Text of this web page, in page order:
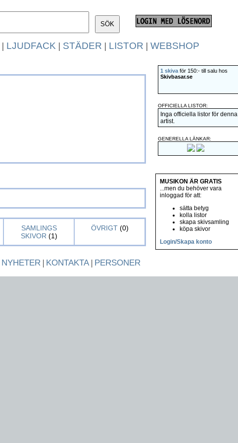
| LJUDFACK | STÄDER | LISTOR | WEBSHOP
SAMLINGS
SKIVOR (1)
ÖVRIGT(0)
1 skiva för 150:- till salu hos
Skivbasar.se
OFFICIELLA LISTOR:
Inga officiella listor för denna
artist.
GENERELLA LÄNKAR:
MUSIKON ÄR GRATIS
...men du behöver vara
inloggad för att:
sätta betyg
kolla listor
skapa skivsamling
köpa skivor
Login/Skapa konto
NYHETER| KONTAKTA| PERSONER